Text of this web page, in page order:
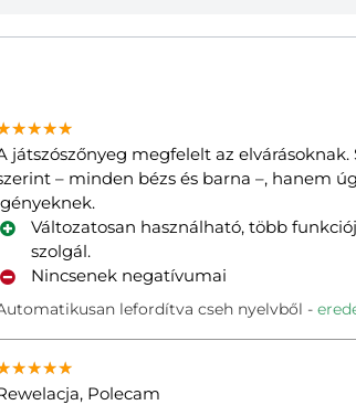
játszószőnyeg megfelelt az
– minden bézs és barna –, hanem
Változatosan használható, több
szolgál.
Nincsenek negatívumai
lefordítva cseh nyelvből
Polecam